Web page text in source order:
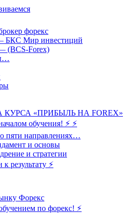
форекс
БКС Мир инвестиций
(BCS-Forex)
«ПРИБЫЛЬ НА FOREX»
обучения! ⚡ ⚡
пяти направлениях…
и основы
и стратегии
результату ⚡️
Форекс
по форекс! ⚡